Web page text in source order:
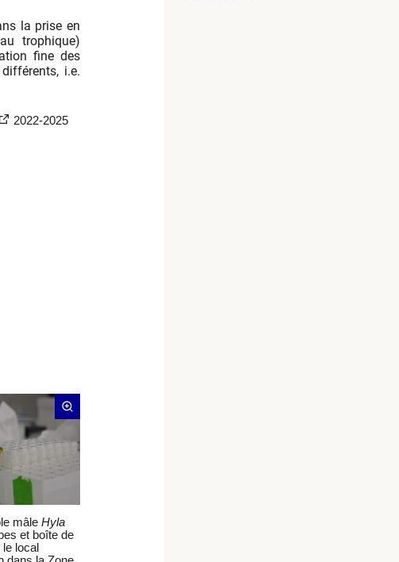
la prise en
trophique)
fine des
i.e.
2022-2025
mâleHyla
et boîte de
local